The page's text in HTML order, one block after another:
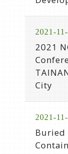
2021-
2021
City
2021-
Buried